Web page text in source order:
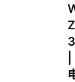
Z
3